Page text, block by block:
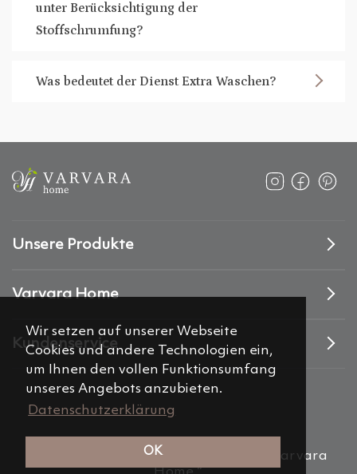
Wir setzen auf unserer Webseite
Cookies und andere Technologien ein,
um Ihnen den vollen Funktionsumfang
unseres Angebots anzubieten.
Datenschutzerklärung
OK
unter Berücksichtigung der
Stoffschrumfung?
Was bedeutet der Dienst Extra Waschen?
Unsere Produkte
Varvara Home
Kundenservice
(c) 2012-2026 Alemira Group, s.r.o. “Varvara